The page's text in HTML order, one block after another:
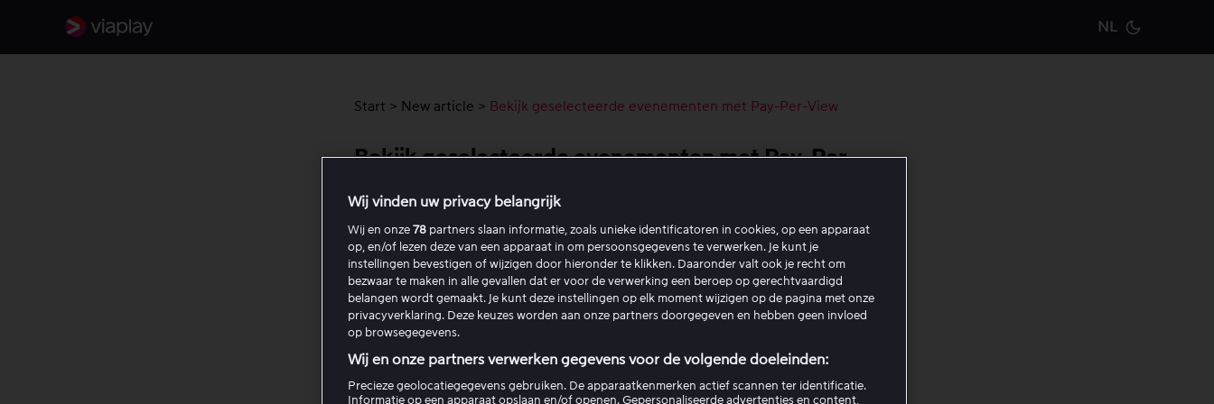
NL
Start > New article > Bekijk geselecteerde evenementen met Pay-Per-View
Bekijk geselecteerde evenementen met Pay-Per-
Bepaalde geselecteerde sportuitzendingen en evenementen kunnen
worden bekeken door voor één afzonderlijk evenement te betalen, ook wel
Pay-Per-View (PPV) genoemd.
Om een PPV-evenement te kunnen kopen, heb je nodig:
Een Viaplay-account
Een geregistreerde betaalmethode op je account
Wij vinden uw privacy belangrijk
Wij en onze 78 partners slaan informatie, zoals unieke identificatoren in cookies, op een apparaat
op, en/of lezen deze van een apparaat in om persoonsgegevens te verwerken. Je kunt je
instellingen bevestigen of wijzigen door hieronder te klikken. Daaronder valt ook je recht om
bezwaar te maken in alle gevallen dat er voor de verwerking een beroep op gerechtvaardigd
belangen wordt gemaakt. Je kunt deze instellingen op elk moment wijzigen op de pagina met onze
privacyverklaring. Deze keuzes worden aan onze partners doorgegeven en hebben geen invloed
op browsegegevens.
Wij en onze partners verwerken gegevens voor de volgende doeleinden:
Precieze geolocatiegegevens gebruiken. De apparaatkenmerken actief scannen ter identificatie.
Informatie op een apparaat opslaan en/of openen. Gepersonaliseerde advertenties en content,